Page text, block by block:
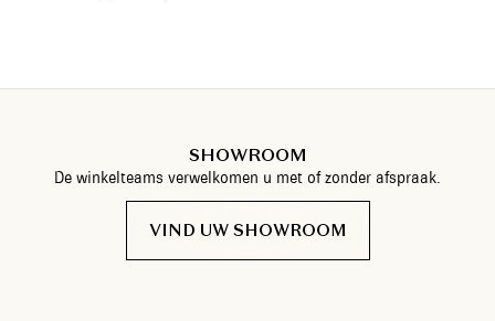
SHOWROOM
De winkelteams verwelkomen u met of zonder afspraak.
VIND UW SHOWROOM